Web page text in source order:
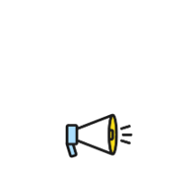
퍼마일, 시그니처, 굿드라이브
캐롯의 다양한 자동차보험 상품